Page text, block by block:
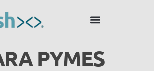
PYMES